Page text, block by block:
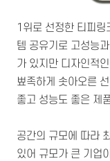
1위로 선정한 티피
템 공유기로 고성능
가 있지만 디자인적
뾰족하게 솟아오른
좋고 성능도 좋은 제
공간의 규모에 따라
있어 규모가 큰 기업